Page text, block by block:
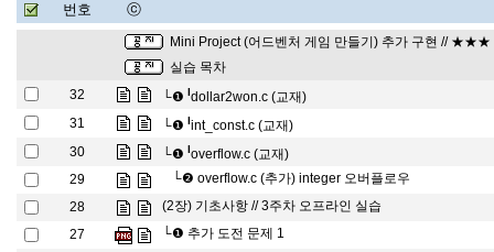
번호 ⓒ
Mini Project (어드벤처 게임 만들기) 추가 구현 // ★★★
실습 목차
32
└❶ ldollar2won.c (교재)
31
└❶ lint_const.c (교재)
30
└❶ loverflow.c (교재)
29
└❷ overflow.c (추가) integer 오버플로우
28
(2장) 기초사항 // 3주차 오프라인 실습
27
└❶ 추가 도전 문제 1